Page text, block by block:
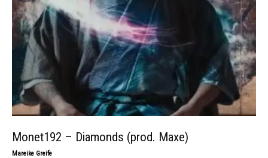
Monet192 – Diamonds (prod. Maxe)
Mareike Greife -